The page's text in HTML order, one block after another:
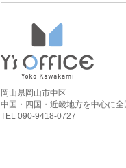
岡山県岡山市中区
中国・四国・近畿地方を中心に
TEL 090-9418-0727